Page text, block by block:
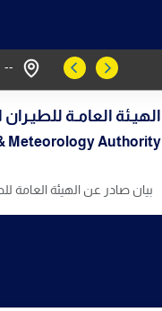
--
الهيـئة العامـة
Meteorology Authority
بيان صادر عن الهيئة العامة